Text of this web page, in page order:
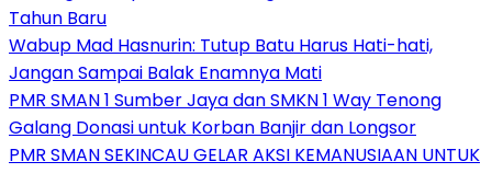
Tahun Baru
Wabup Mad Hasnurin: Tutup Batu Harus Hati-hati,
Jangan Sampai Balak Enamnya Mati
PMR SMAN 1 Sumber Jaya dan SMKN 1 Way Tenong
Galang Donasi untuk Korban Banjir dan Longsor
PMR SMAN SEKINCAU GELAR AKSI KEMANUSIAAN UNTUK